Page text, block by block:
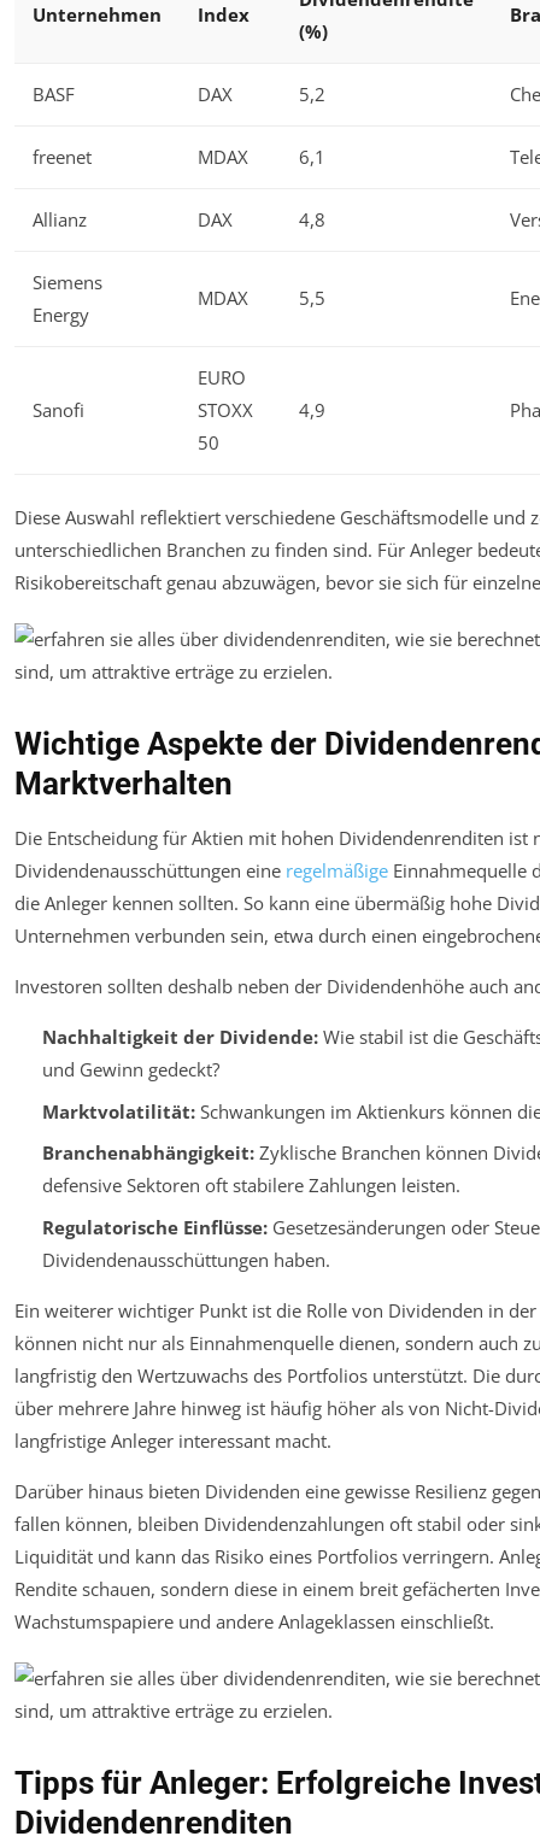
Unternehmen Index
(%)
BASF DAX 5,2
freenet MDAX 6,1
Allianz DAX 4,8
Siemens
Energy
MDAX 5,5
Sanofi
EURO
STOXX
50
4,9
Diese Auswahl reflektiert verschiedene Geschäftsmodelle
unterschiedlichen Branchen zu finden sind. Für Anleger
Risikobereitschaft genau abzuwägen, bevor sie sich für
Wichtige Aspekte der
Marktverhalten
Die Entscheidung für Aktien mit hohen Dividendenrenditen
Dividendenausschüttungen eine regelmäßige Einnahmequelle
die Anleger kennen sollten. So kann eine übermäßig hohe
Unternehmen verbunden sein, etwa durch einen
Investoren sollten deshalb neben der Dividendenhöhe auch
Nachhaltigkeit der Dividende:Wie stabil ist die
und Gewinn gedeckt?
Marktvolatilität:Schwankungen im Aktienkurs können
Branchenabhängigkeit:Zyklische Branchen können
defensive Sektoren oft stabilere Zahlungen leisten.
Regulatorische Einflüsse:Gesetzesänderungen oder
Dividendenausschüttungen haben.
Ein weiterer wichtiger Punkt ist die Rolle von Dividenden in
können nicht nur als Einnahmenquelle dienen, sondern auch
langfristig den Wertzuwachs des Portfolios unterstützt. Die
über mehrere Jahre hinweg ist häufig höher als von Nicht-
langfristige Anleger interessant macht.
Darüber hinaus bieten Dividenden eine gewisse Resilienz
fallen können, bleiben Dividendenzahlungen oft stabil oder
Liquidität und kann das Risiko eines Portfolios verringern.
Rendite schauen, sondern diese in einem breit gefächerten
Wachstumspapiere und andere Anlageklassen einschließt.
Tipps für Anleger: Erfolgreiche
Dividendenrenditen